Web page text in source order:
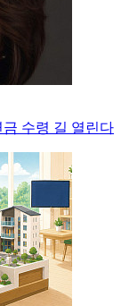
수령 길 열린다